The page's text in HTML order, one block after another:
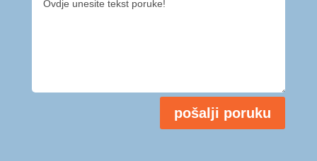
pošalji poruku